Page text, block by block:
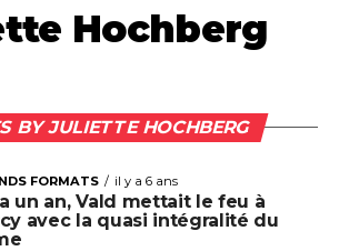
Hochberg
BY JULIETTE HOCHBERG
FORMATS il y a 6 ans
un an, Vald mettait le feu à
avec la quasi intégralité du